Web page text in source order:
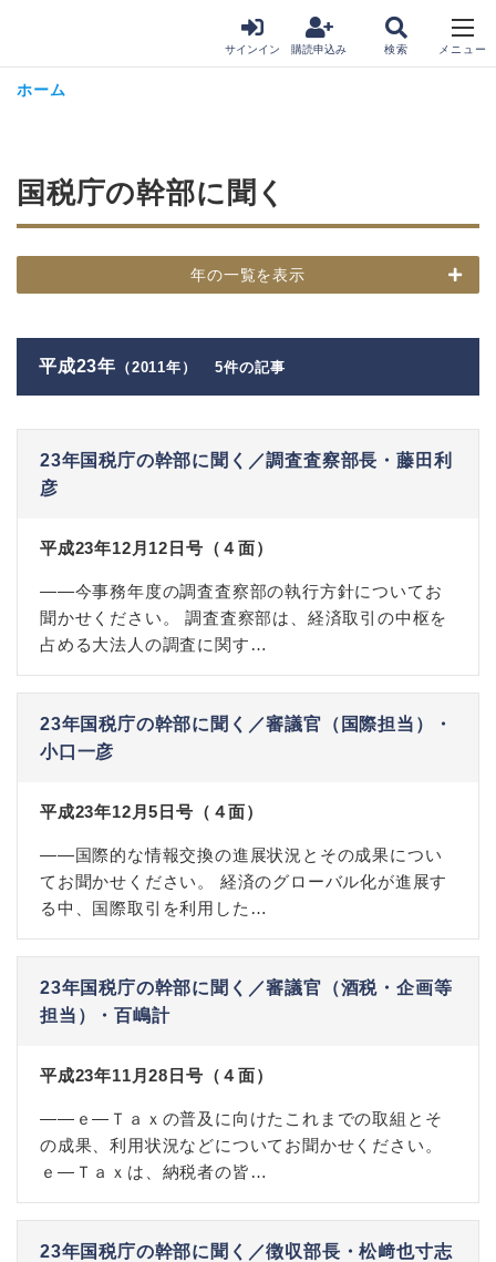
サインイン 購読申込み
ホーム
国税庁の幹部に聞く
年の一覧を表示
平成23年 （2011年） 5件の記事
23年国税庁の幹部に聞く／調査査察部長・藤田利
彦
平成23年12月12日号（４面）
――今事務年度の調査査察部の執行方針についてお
聞かせください。 調査査察部は、経済取引の中枢を
占める大法人の調査に関す…
23年国税庁の幹部に聞く／審議官（国際担当）・
小口一彦
平成23年12月5日号（４面）
――国際的な情報交換の進展状況とその成果につい
てお聞かせください。 経済のグローバル化が進展す
る中、国際取引を利用した…
23年国税庁の幹部に聞く／審議官（酒税・企画等
担当）・百嶋計
平成23年11月28日号（４面）
――ｅ―Ｔａｘの普及に向けたこれまでの取組とそ
の成果、利用状況などについてお聞かせください。
ｅ―Ｔａｘは、納税者の皆…
23年国税庁の幹部に聞く／徴収部長・松﨑也寸志